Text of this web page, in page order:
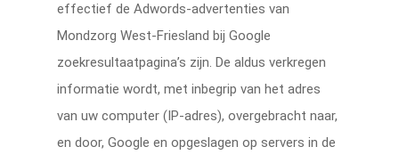
effectief de Adwords-advertenties van
Mondzorg West-Friesland bij Google
zoekresultaatpagina’s zijn. De aldus verkregen
informatie wordt, met inbegrip van het adres
van uw computer (IP-adres), overgebracht naar,
en door, Google en opgeslagen op servers in de